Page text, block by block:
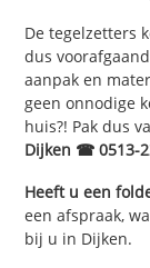
De tegelzetters
dus
aanpak en
geen onnodige
huis?! Pak dus
Dijken ☎ 0513-
Heeft u een
een afspraak,
bij u in Dijken.